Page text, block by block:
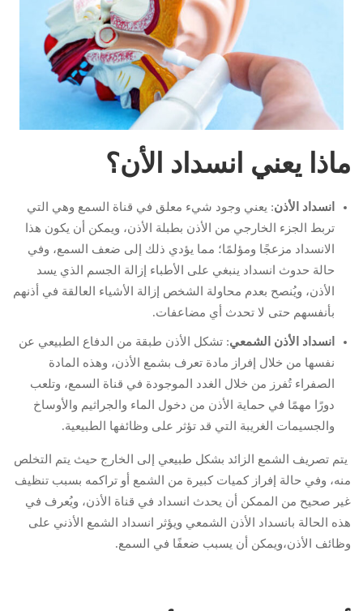
ماذا يعني انسداد الأن؟
انسداد الأذن: يعني وجود شيء معلق في قناة السمع وهي التي
تربط الجزء الخارجي من الأذن بطبلة الأذن، ويمكن أن يكون هذا
الانسداد مزعجًا ومؤلمًا؛ مما يؤدي ذلك إلى ضعف السمع، وفي
حالة حدوث انسداد ينبغي على الأطباء إزالة الجسم الذي يسد
الأذن، ويُنصح بعدم محاولة الشخص إزالة الأشياء العالقة في أذنهم
بأنفسهم حتى لا تحدث أي مضاعفات.
انسداد الأذن الشمعي: تشكل الأذن طبقة من الدفاع الطبيعي عن
نفسها من خلال إفراز مادة تعرف بشمع الأذن، وهذه المادة
الصفراء تُفرز من خلال الغدد الموجودة في قناة السمع، وتلعب
دورًا مهمًا في حماية الأذن من دخول الماء والجراثيم والأوساخ
والجسيمات الغريبة التي قد تؤثر على وظائفها الطبيعية.
يتم تصريف الشمع الزائد بشكل طبيعي إلى الخارج حيث يتم التخلص
منه، وفي حالة إفراز كميات كبيرة من الشمع أو تراكمه بسبب تنظيف
غير صحيح من الممكن أن يحدث انسداد في قناة الأذن، ويُعرف في
هذه الحالة بانسداد الأذن الشمعي ويؤثر انسداد الشمع الأذني على
وظائف الأذن،ويمكن أن يسبب ضعفًا في السمع.